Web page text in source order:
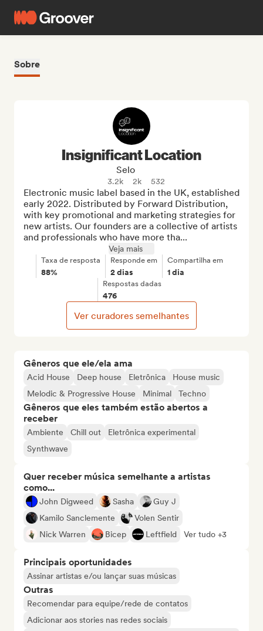
Sobre
Gêneros que ele/ela ama
Acid House Deep house Eletrônica
House music
Melodic & Progressive House
Minimal Techno
Gêneros que eles também estão abertos a
receber
Ambiente Chill out
Eletrônica experimental
Synthwave
Quer receber música semelhante a artistas
como...
John Digweed Sasha
Guy J
Kamilo Sanclemente
Volen Sentir
Nick Warren
Bicep Leftfield Ver tudo +3
Principais oportunidades
Assinar artistas e/ou lançar suas músicas
Outras
Recomendar para equipe/rede de contatos
Adicionar aos stories nas redes sociais
Insignificant Location
Selo
3.2k 2k 532
Electronic music label based in the UK, established
early 2022. Distributed by Forward Distribution,
with key promotional and marketing strategies for
new artists. Our founders are a collective of artists
and professionals who have more tha...
Veja mais
Taxa de resposta
88%
Responde em
2 dias
Compartilha em
1 dia
Respostas dadas
476
Ver curadores semelhantes